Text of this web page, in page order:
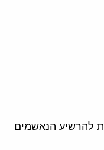
להרשיע הנאשמים